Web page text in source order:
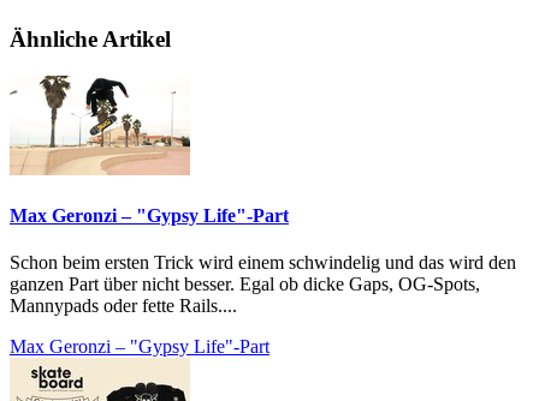
Ähnliche Artikel
Max Geronzi – "Gypsy Life"-Part
Schon beim ersten Trick wird einem schwindelig und das wird den
ganzen Part über nicht besser. Egal ob dicke Gaps, OG-Spots,
Mannypads oder fette Rails....
Max Geronzi – "Gypsy Life"-Part